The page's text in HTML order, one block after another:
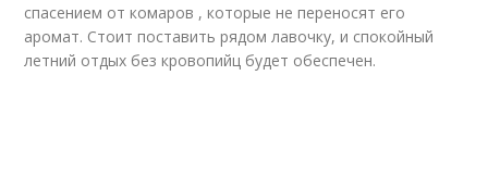
спасением от комаров , которые не переносят его
аромат. Стоит поставить рядом лавочку, и спокойный
летний отдых без кровопийц будет обеспечен.